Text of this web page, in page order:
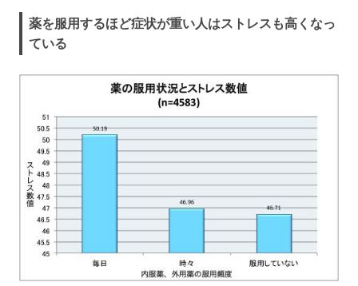
薬を服用するほど症状が重い人はストレスも高くなっ
ている